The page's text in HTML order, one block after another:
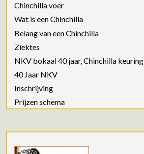
Chinchilla voer
Wat is een Chinchilla
Belang van een Chinchilla
Ziektes
NKV bokaal 40 jaar, Chinchilla keuring
40 Jaar NKV
Inschrijving
Prijzen schema